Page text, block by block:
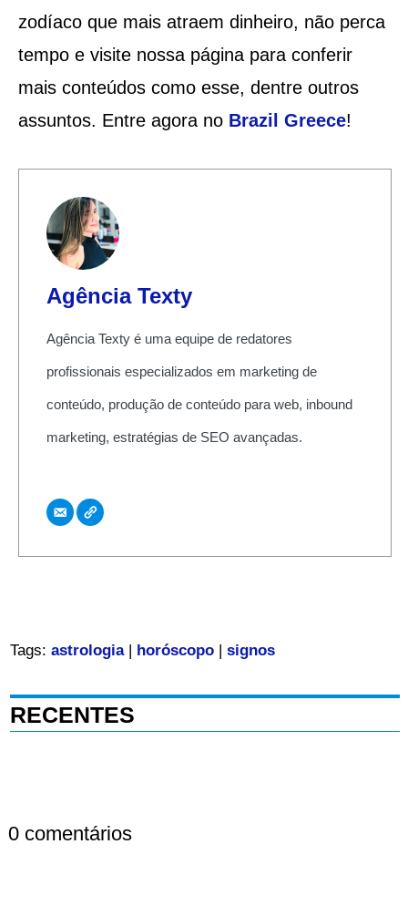
zodíaco que mais atraem dinheiro, não perca
tempo e visite nossa página para conferir
mais conteúdos como esse, dentre outros
assuntos. Entre agora no Brazil Greece!
Agência Texty
Agência Texty é uma equipe de redatores
profissionais especializados em marketing de
conteúdo, produção de conteúdo para web, inbound
marketing, estratégias de SEO avançadas.
Tags: astrologia| horóscopo| signos
RECENTES
0 comentários